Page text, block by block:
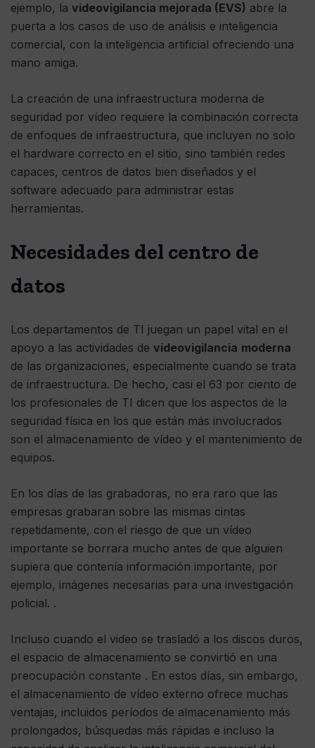
ejemplo, la videovigilancia mejorada (EVS) abre la
puerta a los casos de uso de análisis e inteligencia
comercial, con la inteligencia artificial ofreciendo una
mano amiga.
La creación de una infraestructura moderna de
seguridad por vídeo requiere la combinación correcta
de enfoques de infraestructura, que incluyen no solo
el hardware correcto en el sitio, sino también redes
capaces, centros de datos bien diseñados y el
software adecuado para administrar estas
herramientas.
Necesidades del centro de
datos
Los departamentos de TI juegan un papel vital en el
apoyo a las actividades de videovigilancia moderna
de las organizaciones, especialmente cuando se trata
de infraestructura. De hecho, casi el 63 por ciento de
los profesionales de TI dicen que los aspectos de la
seguridad física en los que están más involucrados
son el almacenamiento de vídeo y el mantenimiento de
equipos.
En los días de las grabadoras, no era raro que las
empresas grabaran sobre las mismas cintas
repetidamente, con el riesgo de que un vídeo
importante se borrara mucho antes de que alguien
supiera que contenía información importante, por
ejemplo, imágenes necesarias para una investigación
policial. .
Incluso cuando el video se trasladó a los discos duros,
el espacio de almacenamiento se convirtió en una
preocupación constante . En estos días, sin embargo,
el almacenamiento de vídeo externo ofrece muchas
ventajas, incluidos períodos de almacenamiento más
prolongados, búsquedas más rápidas e incluso la